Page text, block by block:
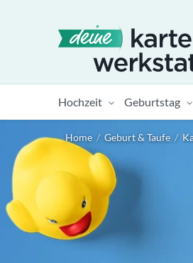
Hochzeit Geburtstag
Home / Geburt & Taufe /